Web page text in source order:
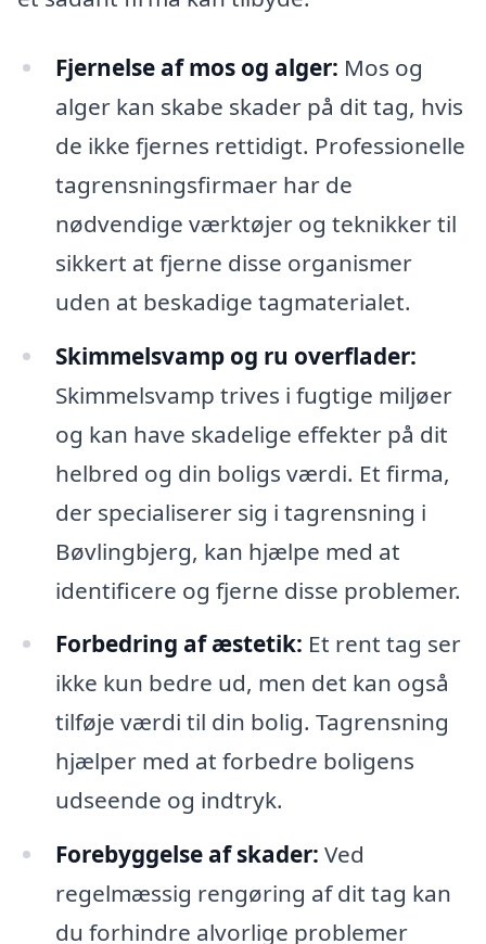
Fjernelse af mos og alger: Mos og
alger kan skabe skader på dit tag, hvis
de ikke fjernes rettidigt. Professionelle
tagrensningsfirmaer har de
nødvendige værktøjer og teknikker til
sikkert at fjerne disse organismer
uden at beskadige tagmaterialet.
Skimmelsvamp og ru overflader:
Skimmelsvamp trives i fugtige miljøer
og kan have skadelige effekter på dit
helbred og din boligs værdi. Et firma,
der specialiserer sig i tagrensning i
Bøvlingbjerg, kan hjælpe med at
identificere og fjerne disse problemer.
Forbedring af æstetik: Et rent tag ser
ikke kun bedre ud, men det kan også
tilføje værdi til din bolig. Tagrensning
hjælper med at forbedre boligens
udseende og indtryk.
Forebyggelse af skader: Ved
regelmæssig rengøring af dit tag kan
du forhindre alvorlige problemer